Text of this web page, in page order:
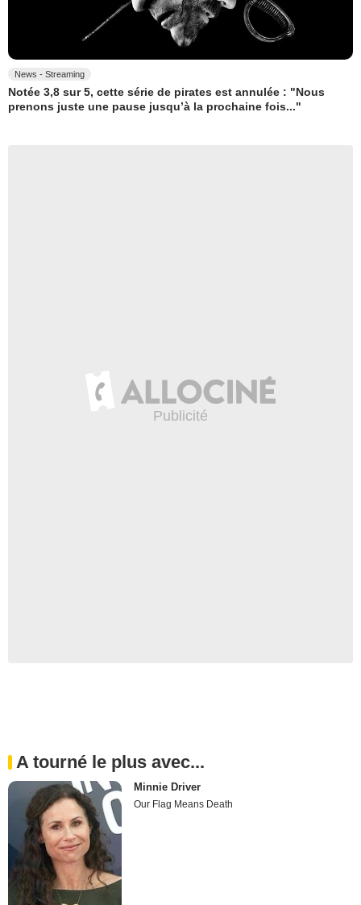
News - Streaming
Notée 3,8 sur 5, cette série de pirates est annulée : "Nous
prenons juste une pause jusqu’à la prochaine fois..."
A tourné le plus avec...
Minnie Driver
Our Flag Means Death